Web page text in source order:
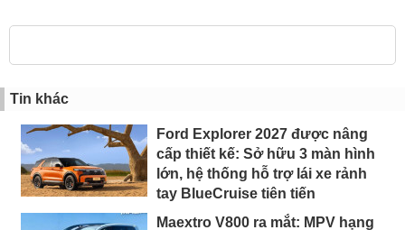
Tin khác
Ford Explorer 2027 được nâng
cấp thiết kế: Sở hữu 3 màn hình
lớn, hệ thống hỗ trợ lái xe rảnh
tay BlueCruise tiên tiến
Maextro V800 ra mắt: MPV hạng